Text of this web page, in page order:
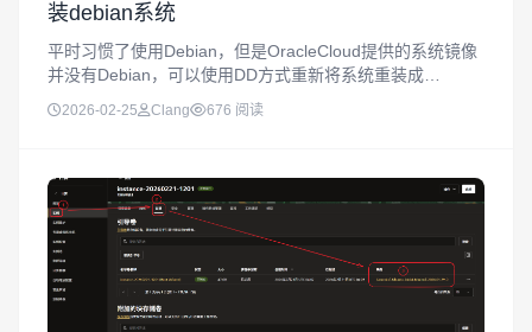
装debian系统
平时习惯了使用Debian，但是OracleCloud提供的系统镜像
并没有Debian，可以使用DD方式重新将系统重装成
Debian，本实例以Ubuntu为例重装。重置root密码使用SSH
客户端远程链接到服务器上，修改root账号密...
2026-02-25 Clang 676 阅读